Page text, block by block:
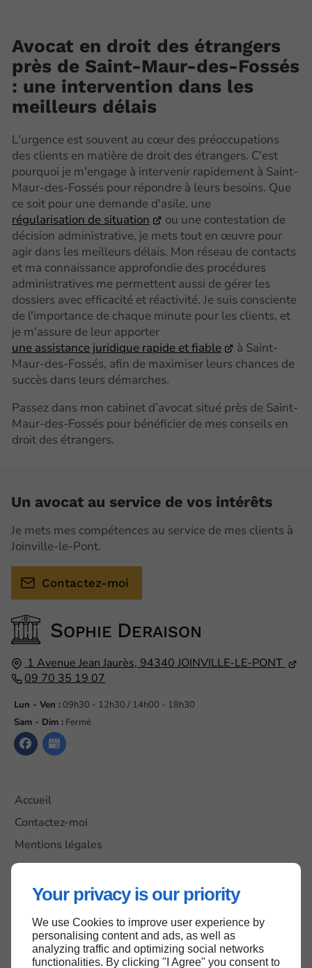
Your privacy is our priority
We use Cookies to improve user experience by
personalising content and ads, as well as
analyzing traffic and optimizing social networks
functionalities. By clicking "I Agree" you consent to
Avocat en droit des étrangers
près de Saint-Maur-des-Fossés
: une intervention dans les
meilleurs délais
L'urgence est souvent au cœur des préoccupations
des clients en matière de droit des étrangers. C'est
pourquoi je m'engage à intervenir rapidement à Saint-
Maur-des-Fossés pour répondre à leurs besoins. Que
ce soit pour une demande d'asile, une
régularisation de situation
ou une contestation de
décision administrative, je mets tout en œuvre pour
agir dans les meilleurs délais. Mon réseau de contacts
et ma connaissance approfondie des procédures
administratives me permettent aussi de gérer les
dossiers avec efficacité et réactivité. Je suis consciente
de l'importance de chaque minute pour les clients, et
je m'assure de leur apporter
une assistance juridique rapide et fiable
à Saint-
Maur-des-Fossés, afin de maximiser leurs chances de
succès dans leurs démarches.
Passez dans mon cabinet d’avocat situé près de Saint-
Maur-des-Fossés pour bénéficier de mes conseils en
droit des étrangers.
SOPHIE DERAISON
1 Avenue Jean Jaurès,94340JOINVILLE-LE-PONT
09 70 35 19 07
Lun - Ven : 09h30 - 12h30 / 14h00 - 18h30
Sam - Dim : Fermé
Accueil
Contactez-moi
Mentions légales
Plan du site
Un avocat au service de vos intérêts
Je mets mes compétences au service de mes clients à
Joinville-le-Pont.
Contactez-moi
Haut de page